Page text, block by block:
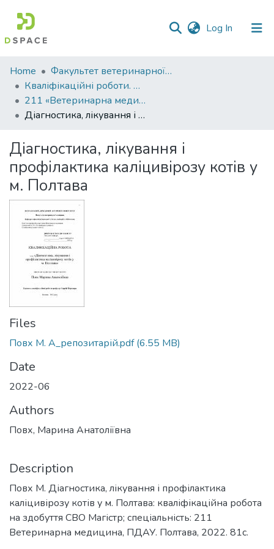
Log In (current)
Communities
&
Collections
All of DSpace
Statistics
Home
Факультет ветеринарної медицини
Кваліфікаційні роботи. Факультет ветеринарної медицини
211 «Ветеринарна медицина» - Магістри 2021-2022
Діагностика, лікування і профілактика каліцивірозу котів у м. Полтава
Діагностика, лікування і
профілактика каліцивірозу котів у
м. Полтава
Files
Повх М. А_репозитарій.pdf(6.55 MB)
Date
2022-06
Authors
Повх, Марина Анатоліївна
Description
Повх М. Діагностика, лікування і профілактика
каліцивірозу котів у м. Полтава: кваліфікаційна робота
на здобуття СВО Магістр; спеціальність: 211
Ветеринарна медицина, ПДАУ. Полтава, 2022. 81с.